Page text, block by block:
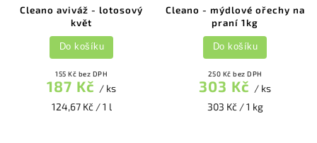
Cleano aviváž - lotosový
květ
155 Kč bez DPH
187 Kč / ks
124,67 Kč / 1 l
Do košíku
Cleano - mýdlové ořechy na
praní 1kg
250 Kč bez DPH
303 Kč / ks
303 Kč / 1 kg
Do košíku